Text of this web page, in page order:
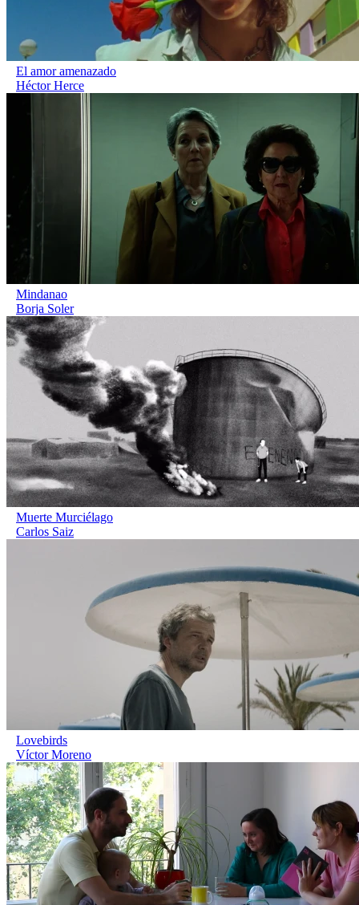
El amor amenazado
Héctor Herce
Mindanao
Borja Soler
Muerte Murciélago
Carlos Saiz
Lovebirds
Víctor Moreno